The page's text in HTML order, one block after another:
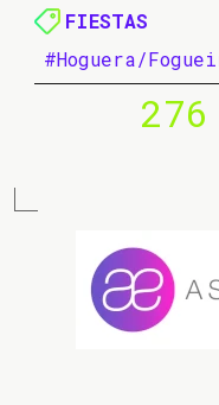
FIESTAS
#Hoguera/